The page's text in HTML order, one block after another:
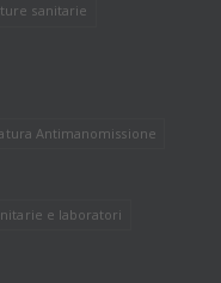
sanitarie
Antimanomissione
e laboratori